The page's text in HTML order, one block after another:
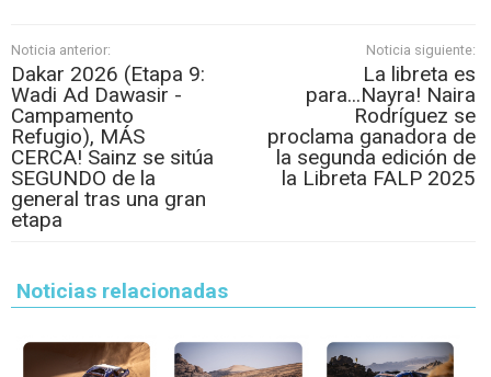
Noticia anterior:
Dakar 2026 (Etapa 9:
Wadi Ad Dawasir -
Campamento
Refugio), MÁS
CERCA! Sainz se sitúa
SEGUNDO de la
general tras una gran
etapa
Noticia siguiente:
La libreta es
para...Nayra! Naira
Rodríguez se
proclama ganadora de
la segunda edición de
la Libreta FALP 2025
Noticias relacionadas